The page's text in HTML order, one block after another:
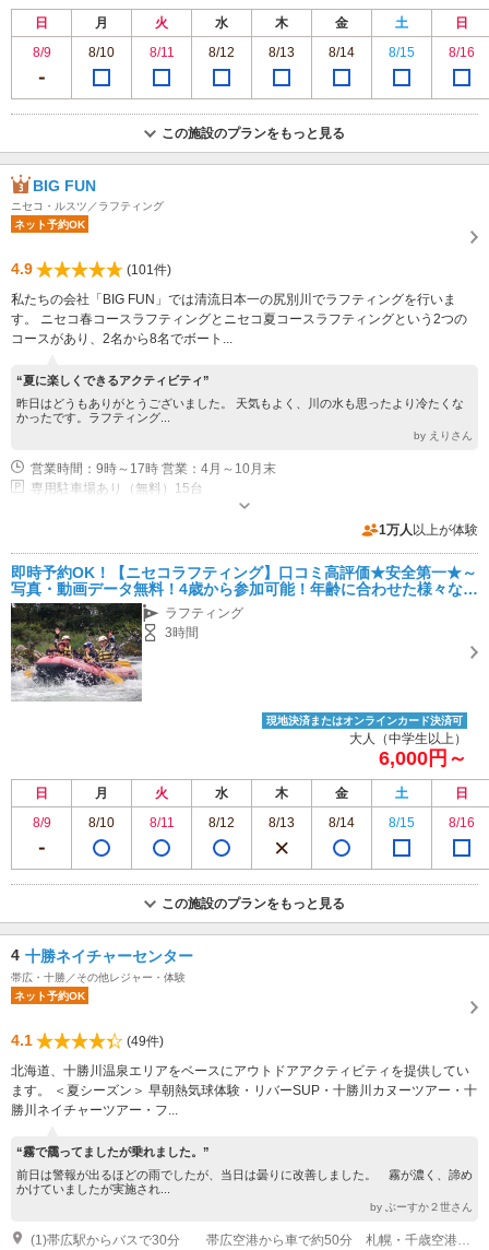
日 月 火 水 木 金 土
日
8/9
8/10 8/11 8/12 8/13 8/14 8/15 8/16
この施設のプランをもっと見る
BIG FUN
ニセコ・ルスツ／ラフティング
ネット予約OK
4.9
(101件)
私たちの会社「BIG FUN」では清流日本一の尻別川でラフティングを行いま
す。 ニセコ春コースラフティングとニセコ夏コースラフティングという2つの
コースがあり、2名から8名でボート...
“夏に楽しくできるアクティビティ”
昨日はどうもありがとうございました。 天気もよく、川の水も思ったより冷たくな
かったです。ラフティング...
by えりさん
営業時間：9時～17時 営業：4月～10月末
専用駐車場あり（無料）15台
1万人 以上が体験
即時予約OK！【ニセコラフティング】口コミ高評価★安全第一★～
写真・動画データ無料！4歳から参加可能！年齢に合わせた様々な水
遊びを楽しめます♪～ファミリー・女性・カップルにオススメ！
ラフティング
3時間
現地決済またはオンラインカード決済可
大人（中学生以上）
6,000円～
日 月 火 水 木 金 土
日
8/9
8/10 8/11 8/12 8/13 8/14 8/15 8/16
この施設のプランをもっと見る
4 十勝ネイチャーセンター
帯広・十勝／その他レジャー・体験
ネット予約OK
4.1
(49件)
北海道、十勝川温泉エリアをベースにアウトドアアクティビティを提供してい
ます。 ＜夏シーズン＞ 早朝熱気球体験・リバーSUP・十勝川カヌーツアー・十
勝川ネイチャーツアー・フ...
“霧で靄ってましたが乗れました。”
前日は警報が出るほどの雨でしたが、当日は曇りに改善しました。 霧が濃く、諦め
かけていましたが実施され...
by ぶーすか２世さん
(1)帯広駅からバスで30分 帯広空港から車で約50分 札幌・千歳空港より道東道で2時間30分